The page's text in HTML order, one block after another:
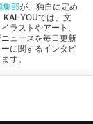
集部が、独自に定め
KAI-YOUでは、文
ラストやアート、
ュースを毎日更新
に関するインタビ
す。